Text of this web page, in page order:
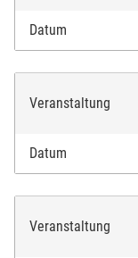
Datum
Veranstaltung
Datum
Veranstaltung